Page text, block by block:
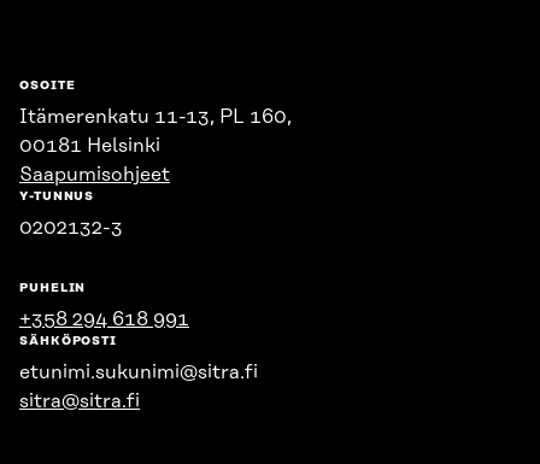
OSOITE
Itämerenkatu 11-13, PL 160,
00181 Helsinki
Saapumisohjeet
Y-TUNNUS
0202132-3
PUHELIN
+358 294 618 991
SÄHKÖPOSTI
etunimi.sukunimi@sitra.fi
sitra@sitra.fi